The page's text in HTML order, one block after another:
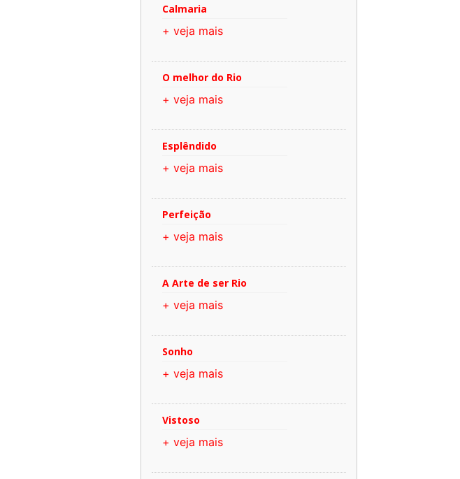
Calmaria
+ veja mais
O melhor do Rio
+ veja mais
Esplêndido
+ veja mais
Perfeição
+ veja mais
A Arte de ser Rio
+ veja mais
Sonho
+ veja mais
Vistoso
+ veja mais